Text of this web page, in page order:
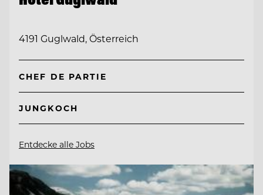
4191 Guglwald, Österreich
CHEF DE PARTIE
JUNGKOCH
Entdecke alle Jobs